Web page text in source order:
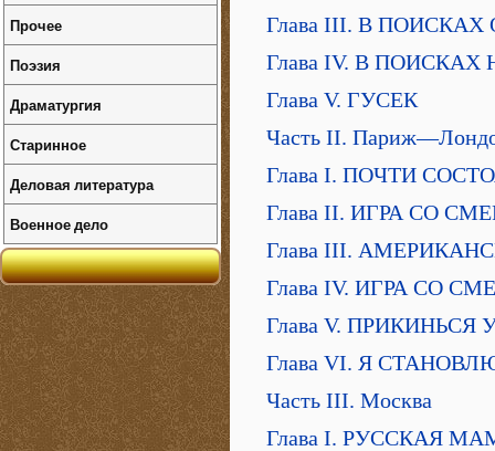
Глава III. В
Глава IV. В ПОИСКАХ
Глава V. ГУСЕК
Часть II.
Глава I. ПОЧТИ
Глава II. ИГРА СО
Глава III.
Глава IV. ИГРА СО
Глава V. ПРИКИНЬСЯ
Глава VI. Я
Часть III. Москва
Глава I. РУССКАЯ
Прочее
Поэзия
Драматургия
Старинное
Деловая литература
Военное дело